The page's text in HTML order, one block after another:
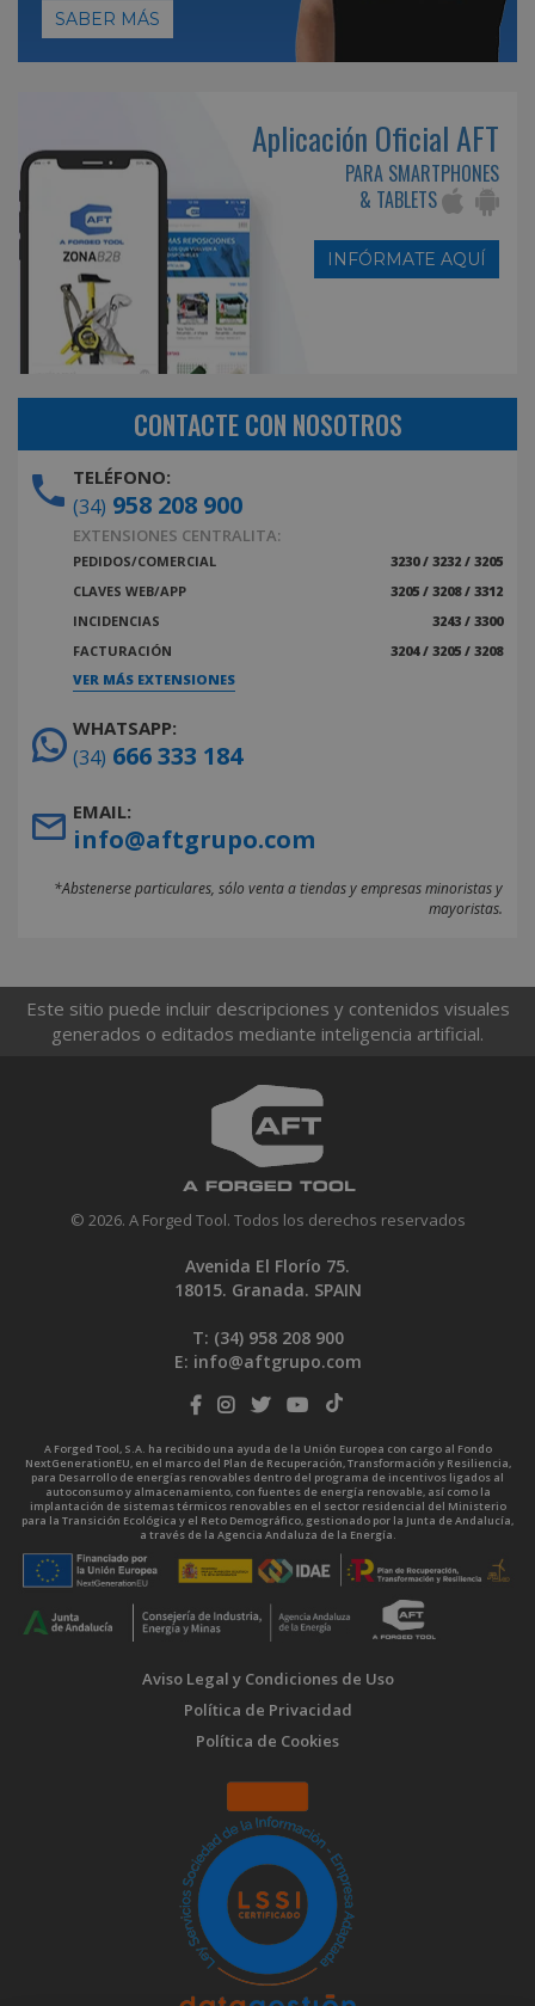
SABER MÁS
Aplicación Oficial AFT
PARA SMARTPHONES
& TABLETS
INFÓRMATE AQUÍ
CONTACTE CON NOSOTROS
TELÉFONO:
(34) 958 208 900
EXTENSIONES CENTRALITA:
PEDIDOS/COMERCIAL
3230 / 3232 / 3205
CLAVES WEB/APP
3205 / 3208 / 3312
INCIDENCIAS
3243 / 3300
FACTURACIÓN
3204 / 3205 / 3208
VER MÁS EXTENSIONES
WHATSAPP:
(34) 666 333 184
EMAIL:
info@aftgrupo.com
*Abstenerse particulares, sólo venta a tiendas y empresas minoristas y
mayoristas.
Este sitio puede incluir descripciones y contenidos visuales
generados o editados mediante inteligencia artificial.
© 2026. A Forged Tool. Todos los derechos reservados
Avenida El Florío 75.
18015. Granada. SPAIN
T: (34) 958 208 900
E: info@aftgrupo.com
A Forged Tool, S.A. ha recibido una ayuda de la Unión Europea con cargo al Fondo
NextGenerationEU, en el marco del Plan de Recuperación, Transformación y Resiliencia,
para Desarrollo de energías renovables dentro del programa de incentivos ligados al
autoconsumo y almacenamiento, con fuentes de energía renovable, así como la
implantación de sistemas térmicos renovables en el sector residencial del Ministerio
para la Transición Ecológica y el Reto Demográfico, gestionado por la Junta de Andalucía,
a través de la Agencia Andaluza de la Energía.
Aviso Legal y Condiciones de Uso
Política de Privacidad
Política de Cookies